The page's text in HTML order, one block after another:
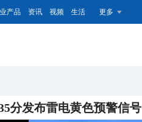
产品 资讯 视频 生活 更多
分发布雷电黄色预警信号